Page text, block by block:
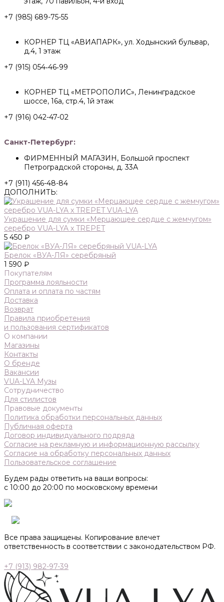
+7 (985) 689-75-55
КОРНЕР ТЦ «АВИАПАРК», ул. Ходынский бульвар,
д.4, 1 этаж
+7 (915) 054‑46‑99
КОРНЕР ТЦ «МЕТРОПОЛИС», Ленинградское
шоссе, 16а, стр.4, 1й этаж
+7 (916) 042-47-02
Санкт-Петербург:
ФИРМЕННЫЙ МАГАЗИН, Большой проспект
Петроградской стороны, д. 33А
+7 (911) 456-48-84
ДОПОЛНИТЬ:
Украшение для сумки «Мерцающее сердце с жемчугом»
серебро VUA-LYA x TREPET
5 450 ₽
Брелок «ВУА-ЛЯ» серебряный
1 590 ₽
Покупателям
Программа лояльности
Оплата и оплата по частям
Доставка
Возврат
Правила приобретения
и пользования сертификатов
О компании
Магазины
Контакты
О бренде
Вакансии
VUA-LYA Музы
Сотрудничество
Для стилистов
Правовые документы
Политика обработки персональных данных
Публичная оферта
Договор индивидуального подряда
Согласие на рекламную и информационную рассылку
Согласие на обработку персональных данных
Пользовательское соглашение
Будем рады ответить на ваши вопросы:
с 10:00 до 20:00 по московскому времени
Все права защищены. Копирование влечет
ответственность в соответствии с законодательством РФ.
+7 (913) 982-97-39